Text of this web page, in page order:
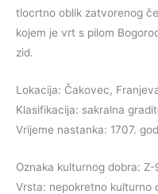
tlocrtno oblik zatvorenog
kojem je vrt s pilom
zid.
Lokacija: Čakovec,
Klasifikacija: sakralna
Vrijeme nastanka: 1707.
Oznaka kulturnog dobra: Z-
Vrsta: nepokretno kulturno